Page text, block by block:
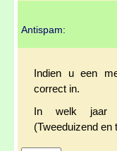
Antispam:
Indien u een
correct in.
In welk jaar
(Tweeduizend en